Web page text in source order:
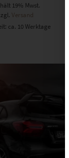
19% Mwst.
Versand
ca. 10 Werktage
Dieses Produkt weist mehrere Varianten auf. Die Optionen können auf der Produktseite gewählt werden